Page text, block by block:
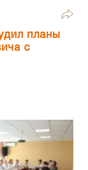
планы
с